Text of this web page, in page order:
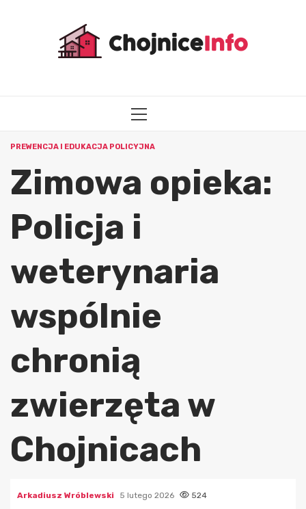
MENU
PREWENCJA I EDUKACJA POLICYJNA
Zimowa opieka:
Policja i
weterynaria
wspólnie
chronią
zwierzęta w
Chojnicach
Arkadiusz Wróblewski 5 lutego 2026 524